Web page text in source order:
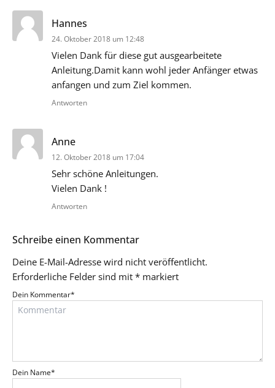
Hannes
24. Oktober 2018 um 12:48
Vielen Dank für diese gut ausgearbeitete
Anleitung.Damit kann wohl jeder Anfänger etwas
anfangen und zum Ziel kommen.
Antworten
Anne
12. Oktober 2018 um 17:04
Sehr schöne Anleitungen.
Vielen Dank !
Antworten
Schreibe einen Kommentar
Deine E-Mail-Adresse wird nicht veröffentlicht.
Erforderliche Felder sind mit * markiert
Dein Kommentar*
Dein Name*